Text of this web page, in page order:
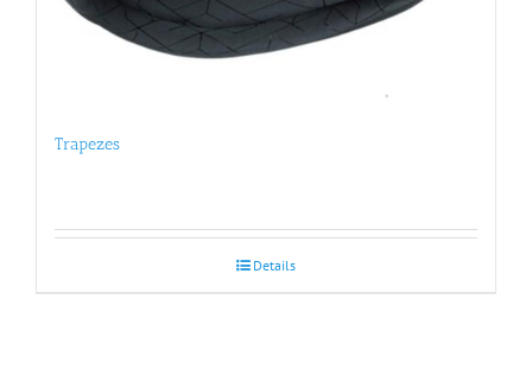
Trapezes
Details